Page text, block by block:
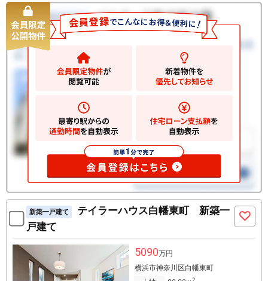
新築一戸建て
テイラーハウス白幡東町 新築一
戸建て
5090万円
横浜市神奈川区白幡東町